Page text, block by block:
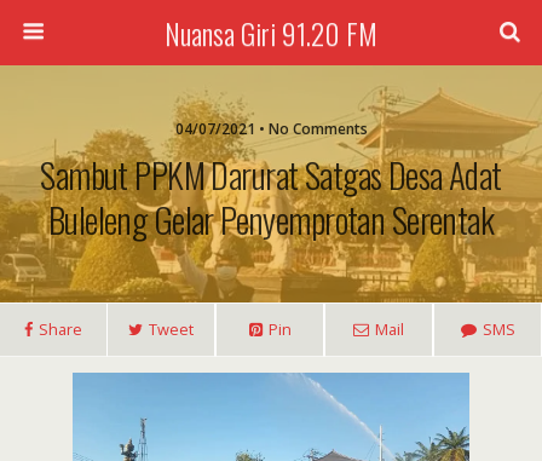
Nuansa Giri 91.20 FM
04/07/2021 • No Comments
Sambut PPKM Darurat Satgas Desa Adat
Buleleng Gelar Penyemprotan Serentak
Share Tweet Pin Mail SMS